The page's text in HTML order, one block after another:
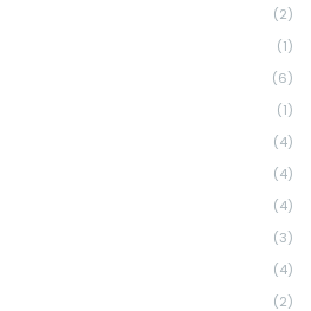
(2)
(1)
(6)
(1)
(4)
(4)
(4)
(3)
(4)
(2)